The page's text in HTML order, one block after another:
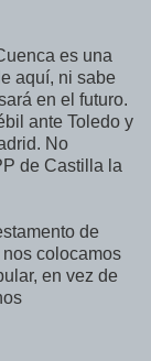
es una
aquí, ni sabe
en el futuro.
ante Toledo y
No
de Castilla la
de
colocamos
en vez de